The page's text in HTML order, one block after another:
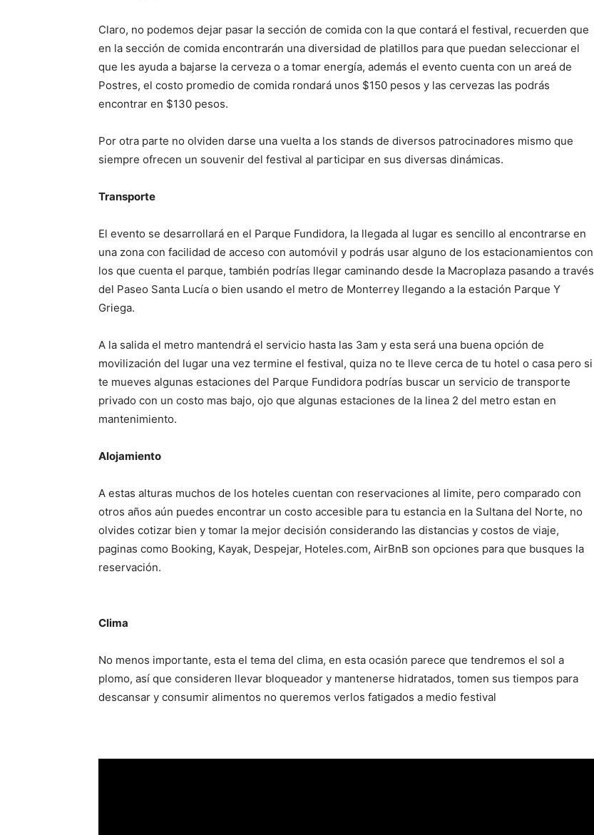
Claro, no podemos dejar pasar la sección de comida con la que contará el festival, recuerden que
en la sección de comida encontrarán una diversidad de platillos para que puedan seleccionar el
que les ayuda a bajarse la cerveza o a tomar energía, además el evento cuenta con un areá de
Postres, el costo promedio de comida rondará unos $150 pesos y las cervezas las podrás
encontrar en $130 pesos.
Por otra parte no olviden darse una vuelta a los stands de diversos patrocinadores mismo que
siempre ofrecen un souvenir del festival al participar en sus diversas dinámicas.
Transporte
El evento se desarrollará en el Parque Fundidora, la llegada al lugar es sencillo al encontrarse en
una zona con facilidad de acceso con automóvil y podrás usar alguno de los estacionamientos con
los que cuenta el parque, también podrías llegar caminando desde la Macroplaza pasando a través
del Paseo Santa Lucía o bien usando el metro de Monterrey llegando a la estación Parque Y
Griega.
A la salida el metro mantendrá el servicio hasta las 3am y esta será una buena opción de
movilización del lugar una vez termine el festival, quiza no te lleve cerca de tu hotel o casa pero si
te mueves algunas estaciones del Parque Fundidora podrías buscar un servicio de transporte
privado con un costo mas bajo, ojo que algunas estaciones de la linea 2 del metro estan en
mantenimiento.
Alojamiento
A estas alturas muchos de los hoteles cuentan con reservaciones al limite, pero comparado con
otros años aún puedes encontrar un costo accesible para tu estancia en la Sultana del Norte, no
olvides cotizar bien y tomar la mejor decisión considerando las distancias y costos de viaje,
paginas como Booking, Kayak, Despejar, Hoteles.com, AirBnB son opciones para que busques la
reservación.
Clima
No menos importante, esta el tema del clima, en esta ocasión parece que tendremos el sol a
plomo, así que consideren llevar bloqueador y mantenerse hidratados, tomen sus tiempos para
descansar y consumir alimentos no queremos verlos fatigados a medio festival